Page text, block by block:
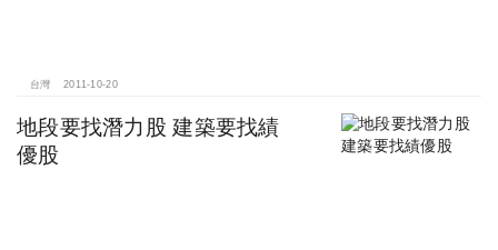
台灣 2011-10-20
地段要找潛力股 建築要找績
優股